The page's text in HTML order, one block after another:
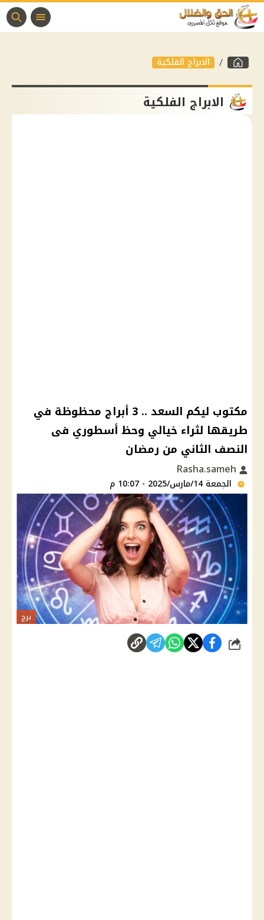
الابراج الفلكية
الابراج الفلكية
مكتوب ليكم السعد .. 3 أبراج محظوظة في
طريقها لثراء خيالي وحظ أسطوري فى
النصف الثاني من رمضان
الجمعة 14/مارس/2025 - 10:07 م
برج
شارك